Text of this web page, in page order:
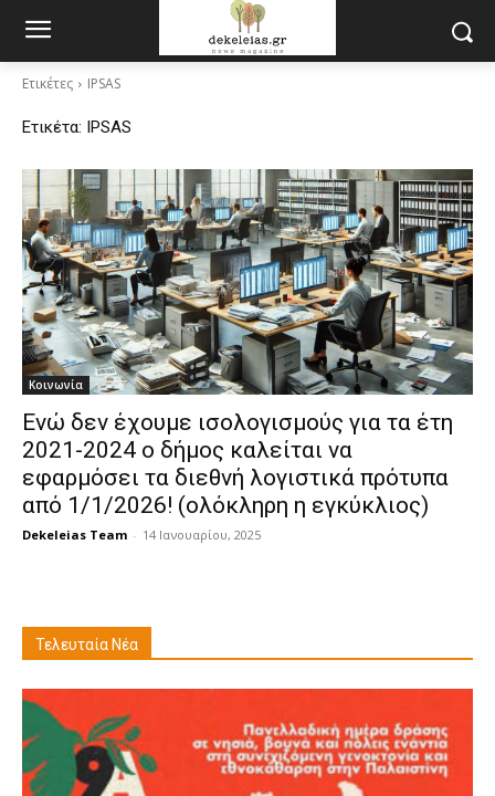
Ετικέτες IPSAS
Ετικέτα: IPSAS
Κοινωνία
Ενώ δεν έχουμε ισολογισμούς για τα έτη
2021-2024 ο δήμος καλείται να
εφαρμόσει τα διεθνή λογιστικά πρότυπα
από 1/1/2026! (ολόκληρη η εγκύκλιος)
Dekeleias Team - 14 Ιανουαρίου, 2025
Τελευταία Νέα